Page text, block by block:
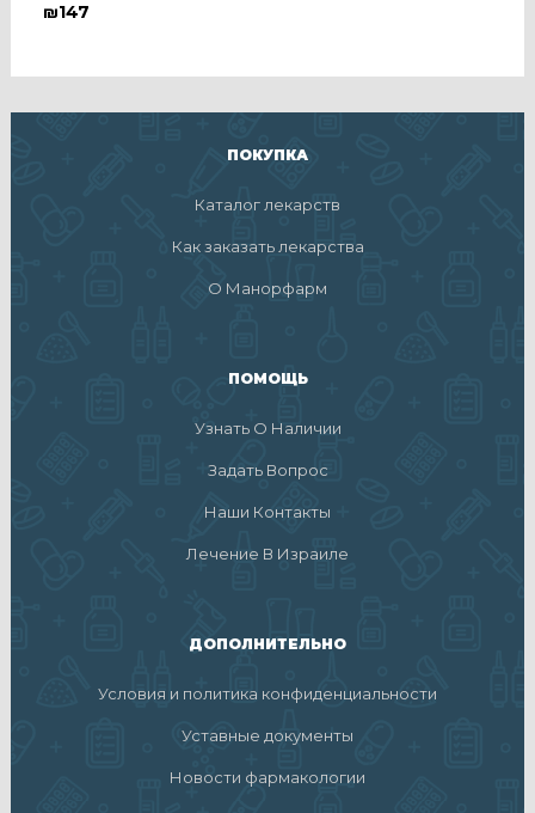
₪147
ПОКУПКА
Каталог лекарств
Как заказать лекарства
О Манорфарм
ПОМОЩЬ
Узнать О Наличии
Задать Вопрос
Наши Контакты
Лечение В Израиле
ДОПОЛНИТЕЛЬНО
Условия и политика конфиденциальности
Уставные документы
Новости фармакологии